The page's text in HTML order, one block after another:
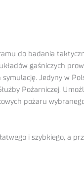
do badania
gaśniczych
Jedyny w
Pożarniczej.
pożaru
i szybkiego, a